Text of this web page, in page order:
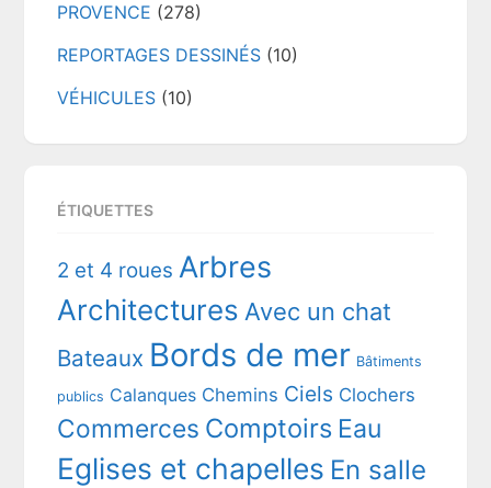
PROVENCE (278)
REPORTAGES DESSINÉS (10)
VÉHICULES (10)
ÉTIQUETTES
2 et 4 roues Arbres
Architectures Avec un chat
Bateaux Bords de mer Bâtiments
publics Calanques Chemins Ciels Clochers
Commerces Comptoirs Eau
Eglises et chapelles En salle